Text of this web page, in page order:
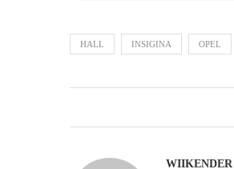
HALL INSIGINA OPEL
WIIKENDER